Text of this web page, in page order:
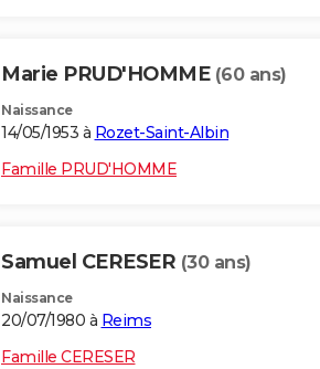
Marie PRUD'HOMME (60 ans)
Naissance
14/05/1953 à Rozet-Saint-Albin
Famille PRUD'HOMME
Samuel CERESER (30 ans)
Naissance
20/07/1980 à Reims
Famille CERESER